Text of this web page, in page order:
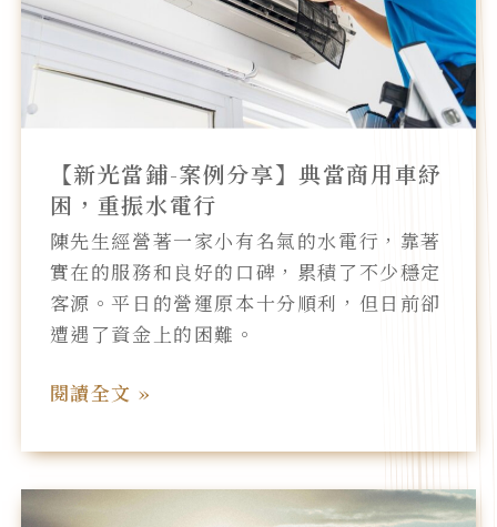
【新光當鋪-案例分享】典當商用車紓
困，重振水電行
陳先生經營著一家小有名氣的水電行，靠著
實在的服務和良好的口碑，累積了不少穩定
客源。平日的營運原本十分順利，但日前卻
遭遇了資金上的困難。
分
典
用
車
紓
困，
重
振
電
閱讀全文 »
【新